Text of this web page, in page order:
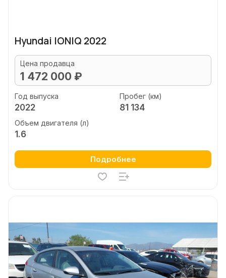
Hyundai IONIQ 2022
Цена продавца
1 472 000 ₽
Год выпуска
2022
Пробег (км)
81 134
Объем двигателя (л)
1.6
Подробнее